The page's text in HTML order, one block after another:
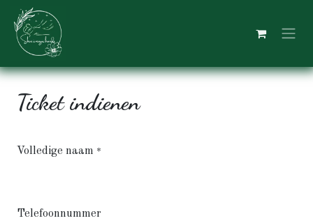
Overslaan naar inhoud
Ticket indienen
Volledige naam *
Telefoonnummer